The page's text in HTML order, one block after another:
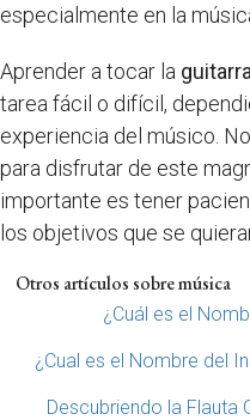
especialmente en la
Aprender a tocar la
tarea fácil o difícil,
experiencia del músico.
para disfrutar de este
importante es tener
los objetivos que se
Otros artículos sobre música
¿Cuál es el
¿Cual es el Nombre del
Descubriendo la Flauta